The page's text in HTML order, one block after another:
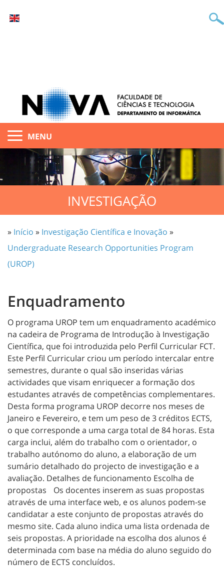
MENU
INVESTIGAÇÃO
» Início » Investigação Científica e Inovação »
Undergraduate Research Opportunities Program
(UROP)
Enquadramento
O programa UROP tem um enquadramento académico
na cadeira de Programa de Introdução à Investigação
Científica, que foi introduzida pelo Perfil Curricular FCT.
Este Perfil Curricular criou um período intercalar entre
semestres, durante o qual são inseridas várias
actividades que visam enriquecer a formação dos
estudantes através de competências complementares.
Desta forma programa UROP decorre nos meses de
Janeiro e Fevereiro, e tem um peso de 3 créditos ECTS,
o que corresponde a uma carga total de 84 horas. Esta
carga inclui, além do trabalho com o orientador, o
trabalho autónomo do aluno, a elaboração de um
sumário detalhado do projecto de investigação e a
avaliação. Detalhes de funcionamento Escolha de
propostas Os docentes inserem as suas propostas
através de uma interface web, e os alunos podem-se
candidatar a este conjunto de propostas através do
mesmo site. Cada aluno indica uma lista ordenada de
seis propostas. A prioridade na escolha dos alunos é
determinada com base na média do aluno seguido do
número de ECTS concluídos.